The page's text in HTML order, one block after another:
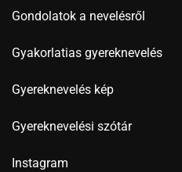
Gondolatok a nevelésről
Gyakorlatias gyereknevelés
Gyereknevelés kép
Gyereknevelési szótár
Instagram